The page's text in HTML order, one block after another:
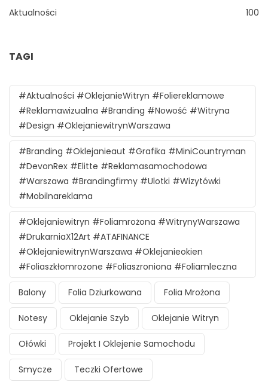
Aktualności 100
TAGI
#aktualności #oklejanieWitryn #foliereklamowe
#reklamawizualna #branding #nowość #witryna
#design #oklejaniewitrynWarszawa
#branding #oklejanieaut #grafika #MiniCountryman
#DevonRex #Elitte #reklamasamochodowa
#Warszawa #brandingfirmy #ulotki #wizytówki
#mobilnareklama
#oklejaniewitryn #foliamrożona #witrynyWarszawa
#DrukarniaX12Art #ATAFINANCE
#oklejaniewitrynWarszawa #oklejanieokien
#foliaszkłomrozone #foliaszroniona #foliamleczna
Balony Folia Dziurkowana Folia Mrożona
Notesy Oklejanie Szyb Oklejanie Witryn
Ołówki Projekt I Oklejenie Samochodu
Smycze Teczki Ofertowe